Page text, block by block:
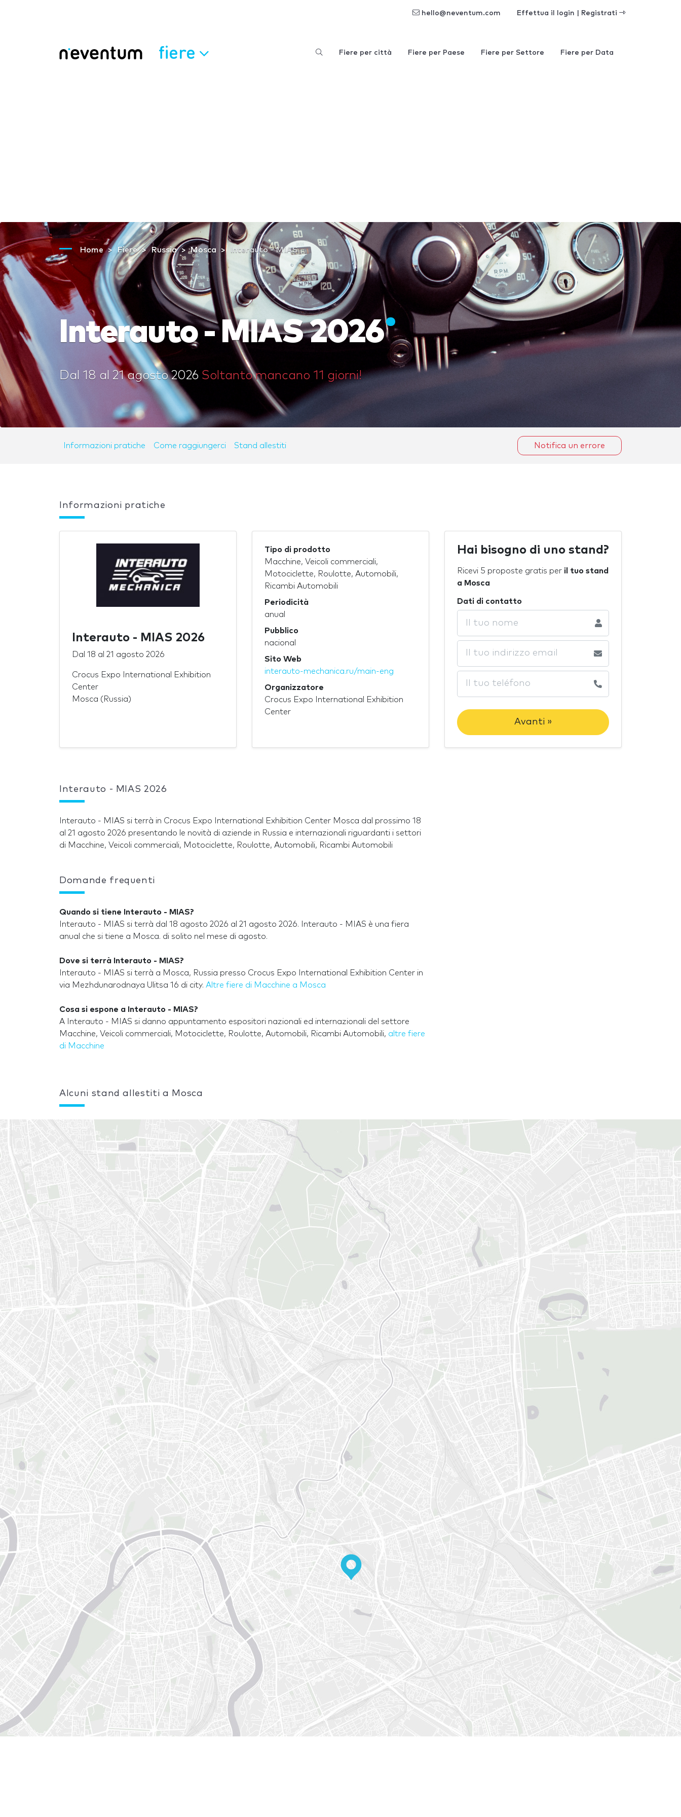
hello@neventum.com Effettua il login | Registrati
fiere Fiere per città Fiere per Paese Fiere per Settore Fiere per Data
Home Fiere Russia Mosca Interauto - MIAS
Interauto - MIAS 2026
Dal 18 al 21 agosto 2026 Soltanto mancano 11 giorni!
Informazioni pratiche Come raggiungerci Stand allestiti Notifica un errore
Informazioni pratiche
Interauto - MIAS 2026
Dal 18 al 21 agosto 2026
Crocus Expo International Exhibition
Center
Mosca (Russia)
Tipo di prodotto
Macchine, Veicoli commerciali,
Motociclette, Roulotte, Automobili,
Ricambi Automobili
Periodicità
anual
Pubblico
nacional
Sito Web
interauto-mechanica.ru/main-eng
Organizzatore
Crocus Expo International Exhibition
Center
Hai bisogno di uno stand?
Ricevi 5 proposte gratis per il tuo stand
a Mosca
Dati di contatto
Avanti »
Interauto - MIAS 2026
Interauto - MIAS si terrà in Crocus Expo International Exhibition Center Mosca dal prossimo 18
al 21 agosto 2026 presentando le novità di aziende in Russia e internazionali riguardanti i settori
di Macchine, Veicoli commerciali, Motociclette, Roulotte, Automobili, Ricambi Automobili
Domande frequenti
Quando si tiene Interauto - MIAS?
Interauto - MIAS si terrà dal 18 agosto 2026 al 21 agosto 2026. Interauto - MIAS è una fiera
anual che si tiene a Mosca. di solito nel mese di agosto.
Dove si terrà Interauto - MIAS?
Interauto - MIAS si terrà a Mosca, Russia presso Crocus Expo International Exhibition Center in
via Mezhdunarodnaya Ulitsa 16 di city. Altre fiere di Macchine a Mosca
Cosa si espone a Interauto - MIAS?
A Interauto - MIAS si danno appuntamento espositori nazionali ed internazionali del settore
Macchine, Veicoli commerciali, Motociclette, Roulotte, Automobili, Ricambi Automobili, altre fiere
di Macchine
Alcuni stand allestiti a Mosca